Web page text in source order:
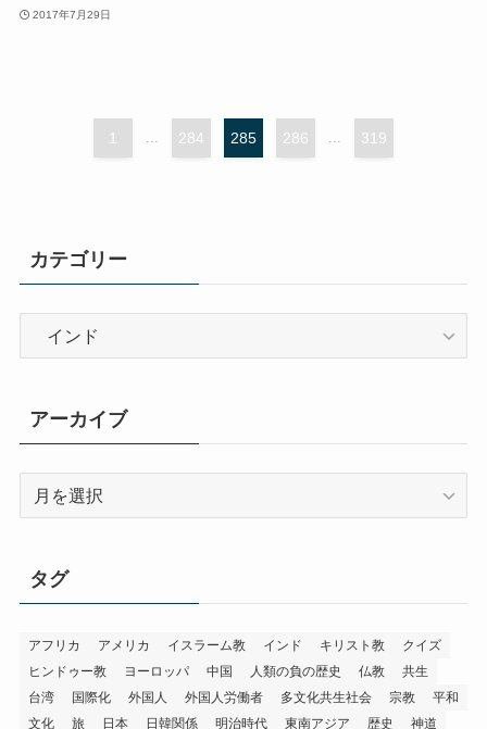
2017年7月29日
1 ... 284 285 286 ... 319
カテゴリー
ー
アーカイブ
ブ
タグ
アフリカ アメリカ イスラーム教 インド キリスト教
クイズ
ヒンドゥー教
ヨーロッパ 中国 人類の負の歴史 仏教
共生
台湾
国際化 外国人 外国人労働者 多文化共生社会 宗教
平和
文化
旅 日本 日韓関係 明治時代 東南アジア 歴史 神道